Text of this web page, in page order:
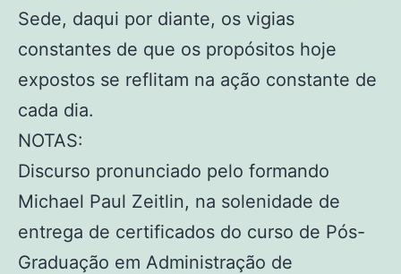
Sede, daqui por diante, os vigias
constantes de que os propósitos hoje
expostos se reflitam na ação constante de
cada dia.
NOTAS:
Discurso pronunciado pelo formando
Michael Paul Zeitlin, na solenidade de
entrega de certificados do curso de Pós-
Graduação em Administração de